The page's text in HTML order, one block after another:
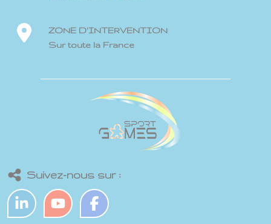
ZONE D'INTERVENTION
Sur toute la France
Suivez-nous sur :